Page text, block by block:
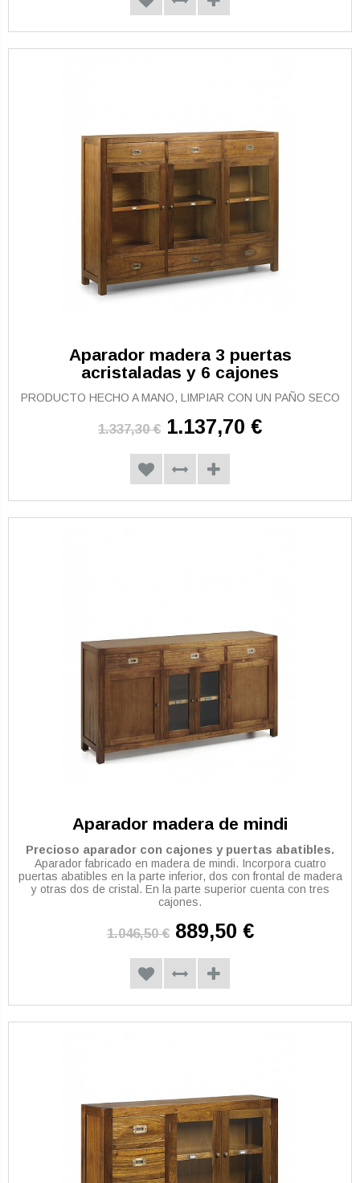
Aparador madera 3 puertas
acristaladas y 6 cajones
PRODUCTO HECHO A MANO, LIMPIAR CON UN PAÑO SECO
1.337,30 € 1.137,70 €
Aparador madera de mindi
Precioso aparador con cajones y puertas abatibles.
Aparador fabricado en madera de mindi. Incorpora cuatro
puertas abatibles en la parte inferior, dos con frontal de madera
y otras dos de cristal. En la parte superior cuenta con tres
cajones.
1.046,50 € 889,50 €